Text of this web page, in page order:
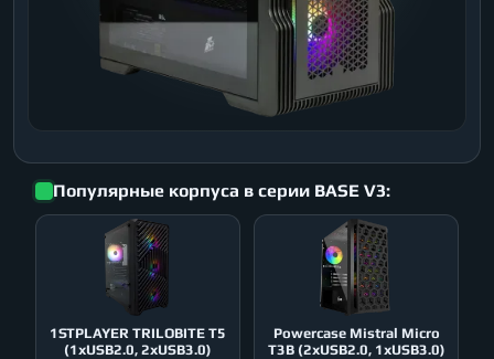
Популярные корпуса в серии BASE V3:
1STPLAYER TRILOBITE T5
(1xUSB2.0, 2xUSB3.0)
Powercase Mistral Micro
T3B (2xUSB2.0, 1xUSB3.0)